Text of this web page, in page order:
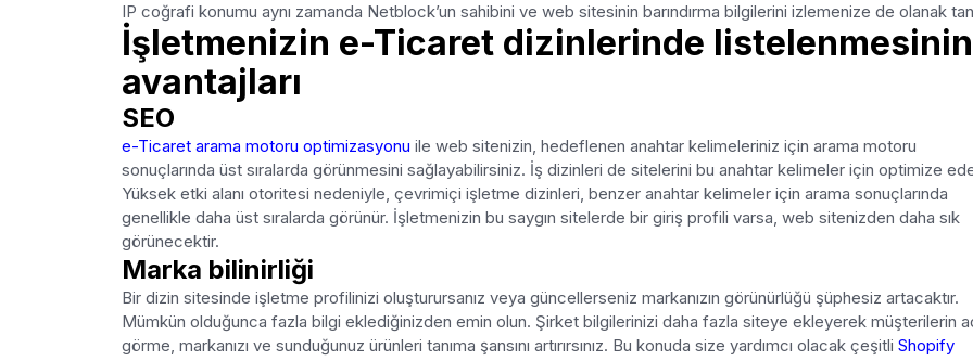
IP coğrafi konumu aynı zamanda Netblock’un sahibini ve web sitesinin barındırma bilgilerini izlemenize de olanak
İşletmenizin e-Ticaret dizinlerinde listelenmesinin
avantajları
SEO
e-Ticaret arama motoru optimizasyonu ile web sitenizin, hedeflenen anahtar kelimeleriniz için arama motoru
sonuçlarında üst sıralarda görünmesini sağlayabilirsiniz. İş dizinleri de sitelerini bu anahtar kelimeler için optimize
Yüksek etki alanı otoritesi nedeniyle, çevrimiçi işletme dizinleri, benzer anahtar kelimeler için arama sonuçlarında
genellikle daha üst sıralarda görünür. İşletmenizin bu saygın sitelerde bir giriş profili varsa, web sitenizden daha sık
görünecektir.
Marka bilinirliği
Bir dizin sitesinde işletme profilinizi oluşturursanız veya güncellerseniz markanızın görünürlüğü şüphesiz artacaktır.
Mümkün olduğunca fazla bilgi eklediğinizden emin olun. Şirket bilgilerinizi daha fazla siteye ekleyerek müşterilerin
görme, markanızı ve sunduğunuz ürünleri tanıma şansını artırırsınız. Bu konuda size yardımcı olacak çeşitli Shopify